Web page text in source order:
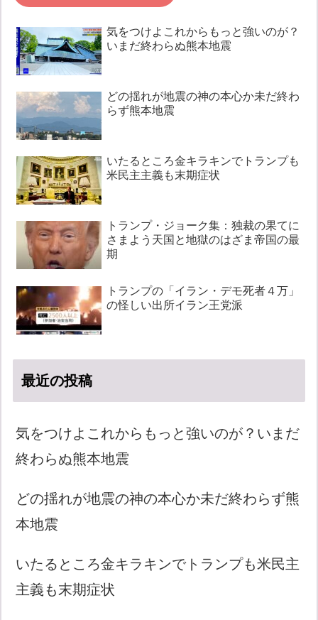
気をつけよこれからもっと強いのが？
いまだ終わらぬ熊本地震
どの揺れが地震の神の本心か未だ終わ
らず熊本地震
いたるところ金キラキンでトランプも
米民主主義も末期症状
トランプ・ジョーク集：独裁の果てに
さまよう天国と地獄のはざま帝国の最
期
トランプの「イラン・デモ死者４万」
の怪しい出所イラン王党派
最近の投稿
気をつけよこれからもっと強いのが？いまだ
終わらぬ熊本地震
どの揺れが地震の神の本心か未だ終わらず熊
本地震
いたるところ金キラキンでトランプも米民主
主義も末期症状